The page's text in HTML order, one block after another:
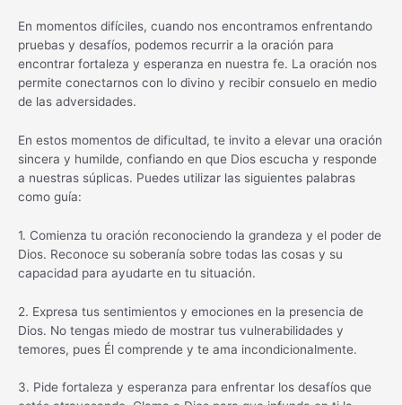
En momentos difíciles, cuando nos encontramos enfrentando
pruebas y desafíos, podemos recurrir a la oración para
encontrar fortaleza y esperanza en nuestra fe. La oración nos
permite conectarnos con lo divino y recibir consuelo en medio
de las adversidades.
En estos momentos de dificultad, te invito a elevar una oración
sincera y humilde, confiando en que Dios escucha y responde
a nuestras súplicas. Puedes utilizar las siguientes palabras
como guía:
1. Comienza tu oración reconociendo la grandeza y el poder de
Dios. Reconoce su soberanía sobre todas las cosas y su
capacidad para ayudarte en tu situación.
2. Expresa tus sentimientos y emociones en la presencia de
Dios. No tengas miedo de mostrar tus vulnerabilidades y
temores, pues Él comprende y te ama incondicionalmente.
3. Pide fortaleza y esperanza para enfrentar los desafíos que